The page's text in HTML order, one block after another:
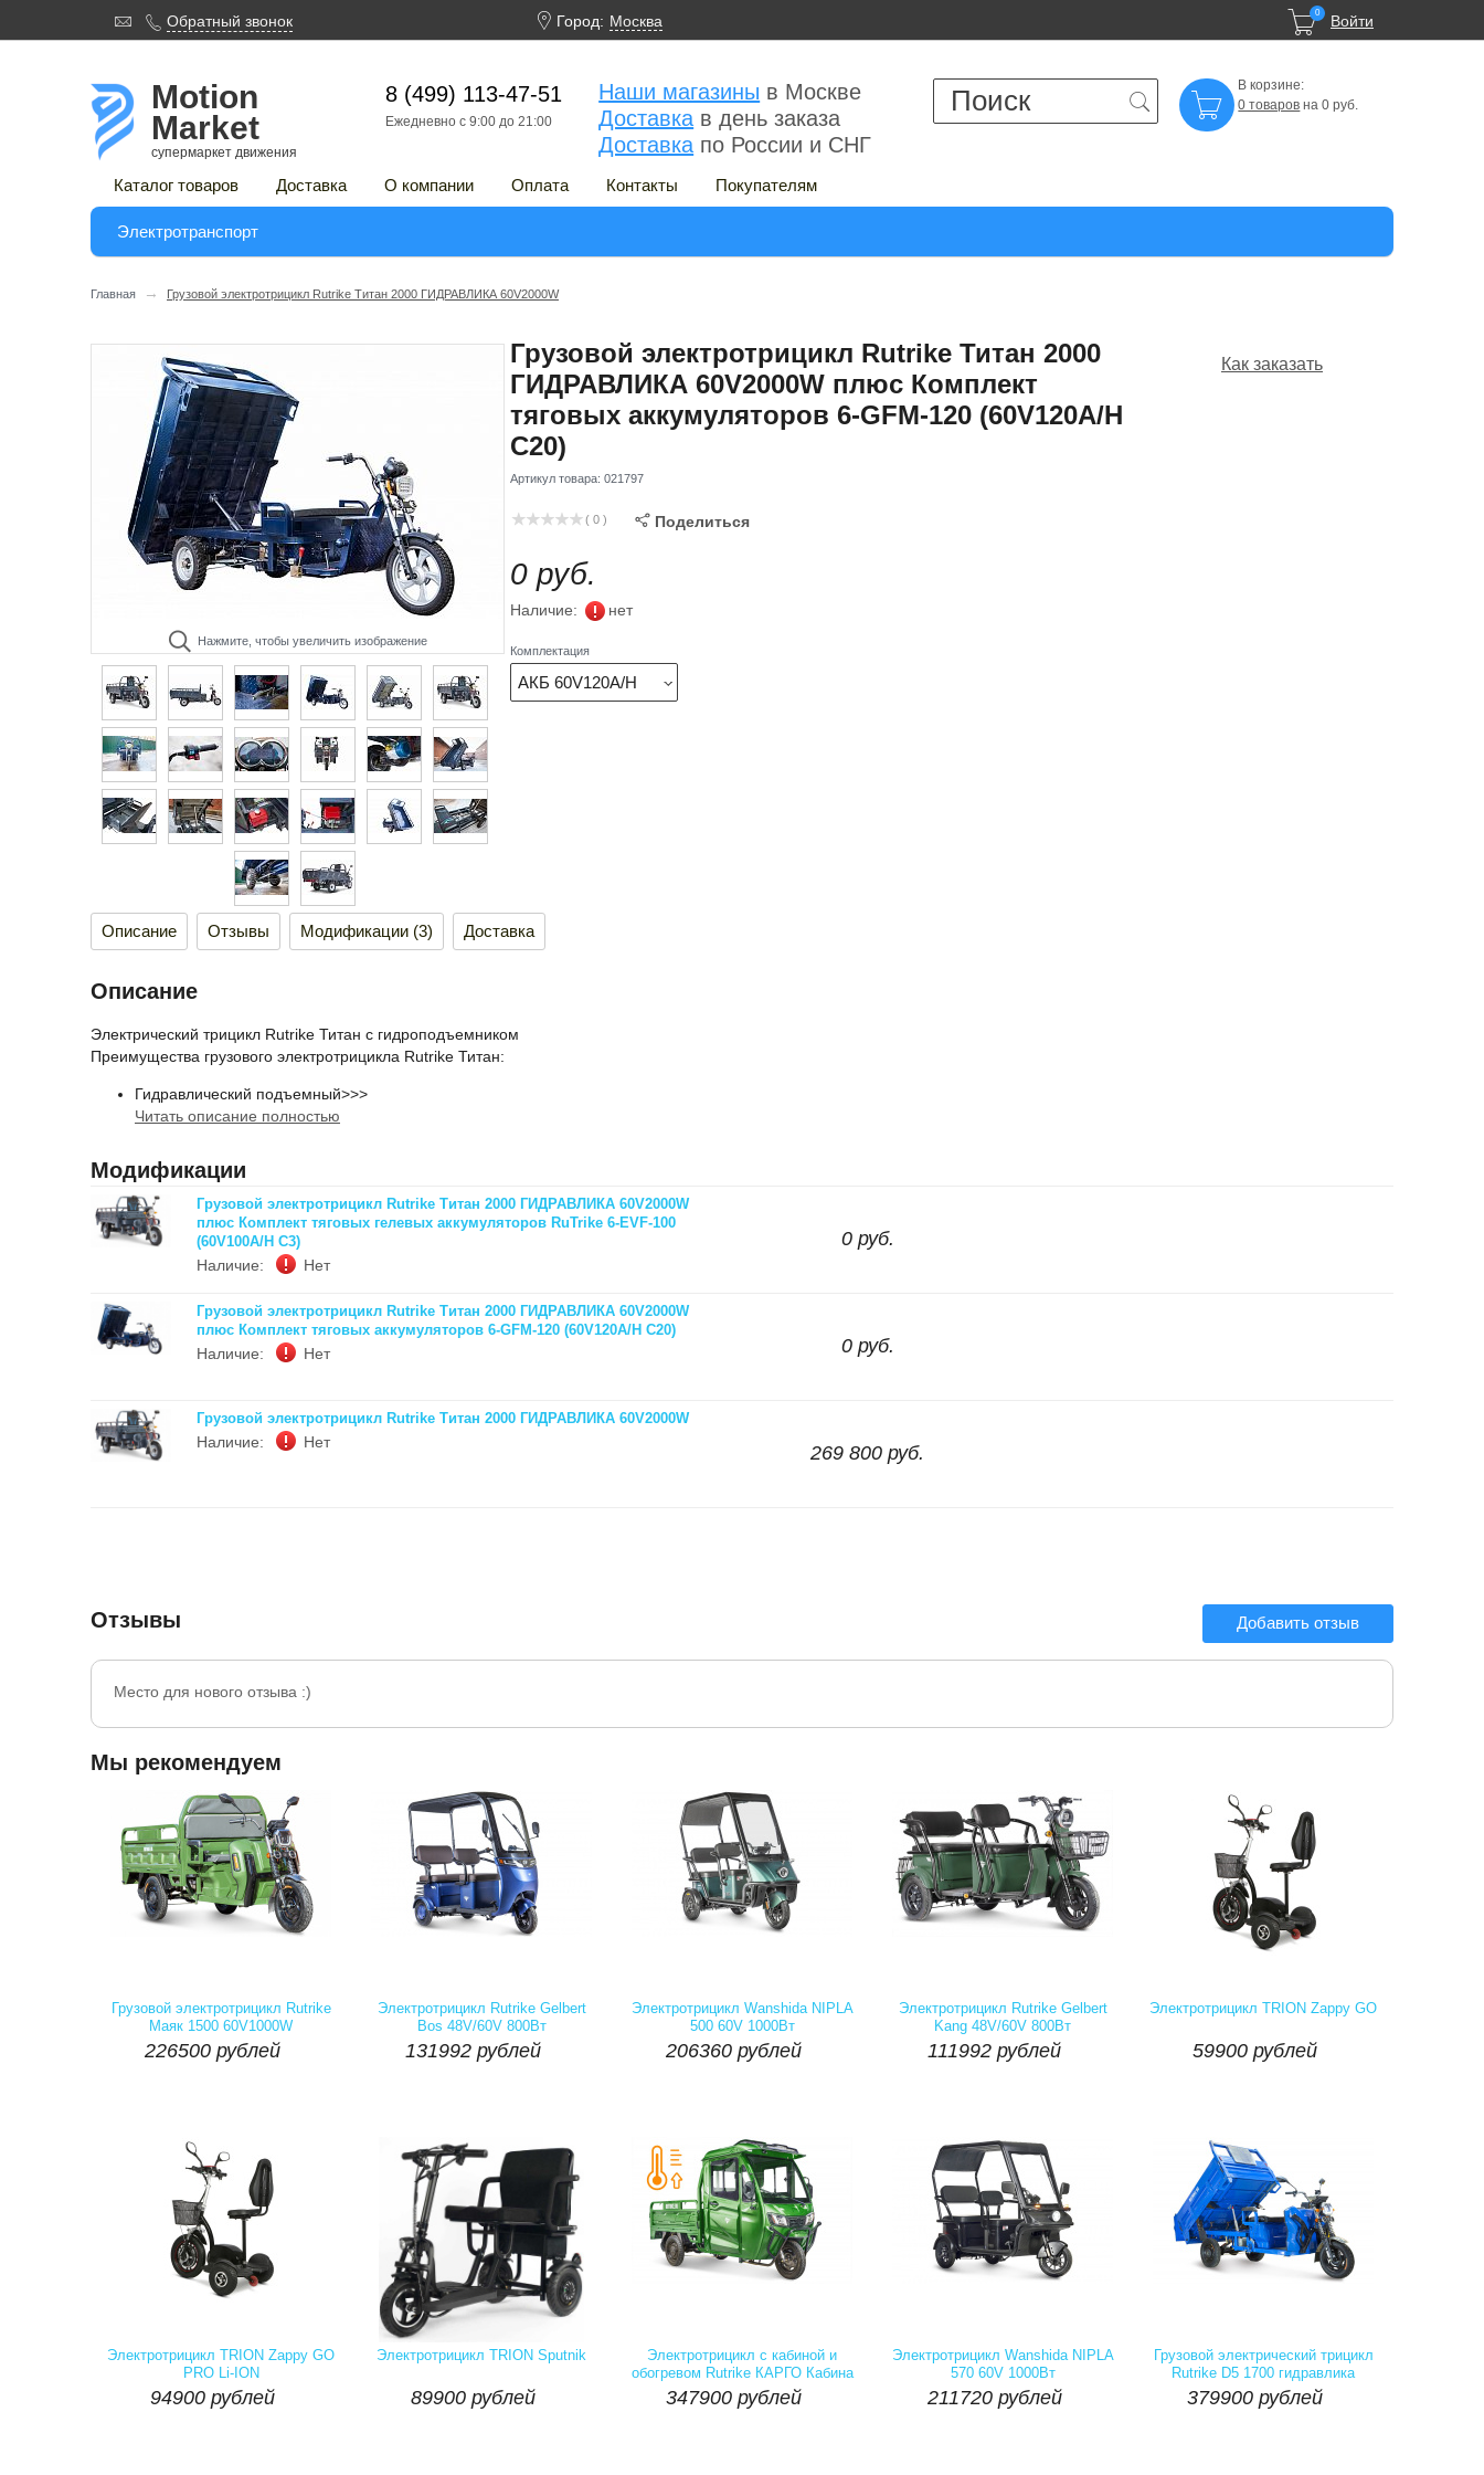
0 Войти
  Обратный звонок  Город: Москва
Motion
Market
супермаркет движения
8 (499) 113-47-51
Ежедневно с 9:00 до 21:00 
В корзине:
0 товаров на 0 руб.
Наши магазины в Москве
Доставка в день заказа
Доставка по России и СНГ
Каталог товаров Доставка О компании Оплата Контакты Покупателям
Электротранспорт
Главная → Грузовой электротрицикл Rutrike Титан 2000 ГИДРАВЛИКА 60V2000W
Грузовой электротрицикл Rutrike Титан 2000
ГИДРАВЛИКА 60V2000W плюс Комплект
тяговых аккумуляторов 6-GFM-120 (60V120A/H
C20)
Артикул товара: 021797
Нажмите, чтобы увеличить изображение
( 0 )  Поделиться
0 руб.
Наличие: нет
Комплектация
АКБ 60V120A/H
Как заказать
Описание Отзывы Модификации (3) Доставка
Описание
Электрический трицикл Rutrike Титан с гидроподъемником
Преимущества грузового электротрицикла Rutrike Титан:
Гидравлический подъемный>>>
Читать описание полностью
Модификации
Грузовой электротрицикл Rutrike Титан 2000 ГИДРАВЛИКА 60V2000W
плюс Комплект тяговых гелевых аккумуляторов RuTrike 6-EVF-100
(60V100A/H C3)
Наличие: Нет
0 руб.
Грузовой электротрицикл Rutrike Титан 2000 ГИДРАВЛИКА 60V2000W
плюс Комплект тяговых аккумуляторов 6-GFM-120 (60V120A/H C20)
Наличие: Нет 0 руб.
Грузовой электротрицикл Rutrike Титан 2000 ГИДРАВЛИКА 60V2000W
Наличие: Нет 269 800 руб.
Отзывы Добавить отзыв
Место для нового отзыва :)
Мы рекомендуем
Грузовой электротрицикл Rutrike
Маяк 1500 60V1000W
226500 рублей
226500 рублей
шт  Купить
Электротрицикл Rutrike Gelbert
Bos 48V/60V 800Вт
131992 рублей
131992 рублей
шт  Купить
Электротрицикл Wanshida NIPLA
500 60V 1000Вт
206360 рублей
206360 рублей
шт  Купить
Электротрицикл Rutrike Gelbert
Kang 48V/60V 800Вт
111992 рублей
111992 рублей
шт  Купить
Электротрицикл TRION Zappy GO
59900 рублей
59900 рублей
шт  Купить
Электротрицикл TRION Zappy GO
PRO Li-ION
94900 рублей
94900 рублей
шт  Купить
Электротрицикл TRION Sputnik
89900 рублей
Артикул:
89900 рублей
шт  Купить
Электротрицикл с кабиной и
обогревом Rutrike КАРГО Кабина
1500 60V 1000W
347900 рублей
347900 рублей
шт  Купить
Электротрицикл Wanshida NIPLA
570 60V 1000Вт
211720 рублей
211720 рублей
шт  Купить
Грузовой электрический трицикл
Rutrike D5 1700 гидравлика
379900 рублей
379900 рублей
шт  Купить